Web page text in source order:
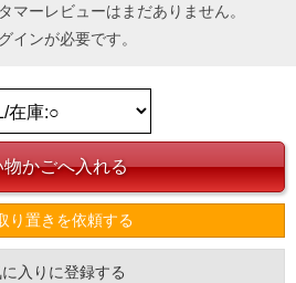
マーレビューはまだありません。
インが必要です。
り置きを依頼する
入りに登録する